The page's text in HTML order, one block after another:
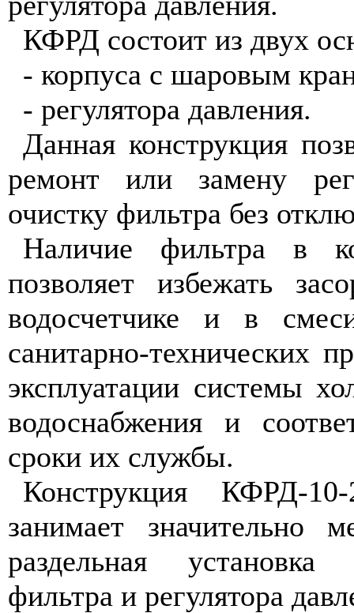
КФРД состоит из двух
- корпуса с шаровым
- регулятора давления.
Данная конструкция
ремонт или замену
очистку фильтра без
Наличие фильтра в
позволяет избежать
водосчетчике и в
санитарно-технических
эксплуатации системы
водоснабжения и
сроки их службы.
Конструкция КФРД-
занимает значительно
раздельная
фильтра и регулятора